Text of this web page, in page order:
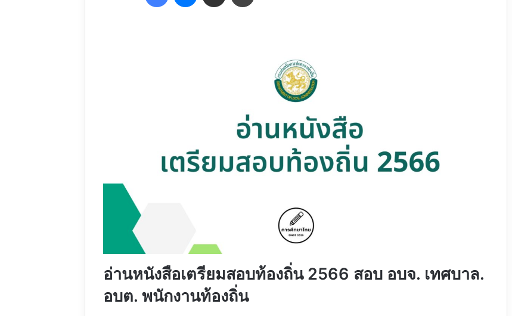
อ่านหนังสือเตรียมสอบท้องถิ่น 2566 สอบ อบจ. เทศบาล.
อบต. พนักงานท้องถิ่น